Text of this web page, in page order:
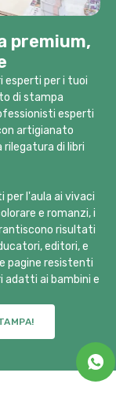
premium,
esperti per i tuoi
di stampa
esperti
artigianato
di libri
per l'aula ai vivaci
e romanzi, i
risultati
editori, e
pagine resistenti
ai bambini e